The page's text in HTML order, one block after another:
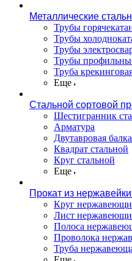
Металлические
Трубы
Трубы
Трубы
Трубы
Труба
Еще
Стальной сортовой
Шестигранник
Арматура
Двутавровая балка
Квадрат стальной
Круг стальной
Еще
Прокат из нержавейки
Круг
Лист
Полоса
Проволока
Труба